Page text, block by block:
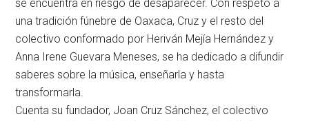
se encuentra en riesgo de desaparecer. Con respeto a
una tradición fúnebre de Oaxaca, Cruz y el resto del
colectivo conformado por Heriván Mejía Hernández y
Anna Irene Guevara Meneses, se ha dedicado a difundir
saberes sobre la música, enseñarla y hasta
transformarla.
Cuenta su fundador, Joan Cruz Sánchez, el colectivo